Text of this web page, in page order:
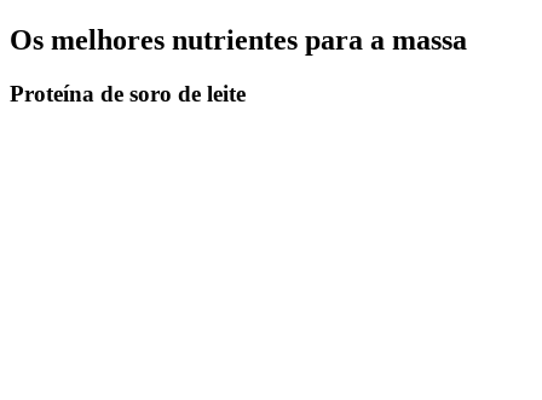
Os melhores nutrientes para a massa
Proteína de soro de leite